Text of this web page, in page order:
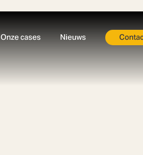
Onze cases Nieuws